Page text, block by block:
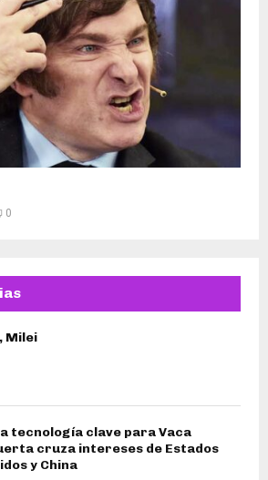
0
Milei
tecnología clave para Vaca
cruza intereses de Estados
y China